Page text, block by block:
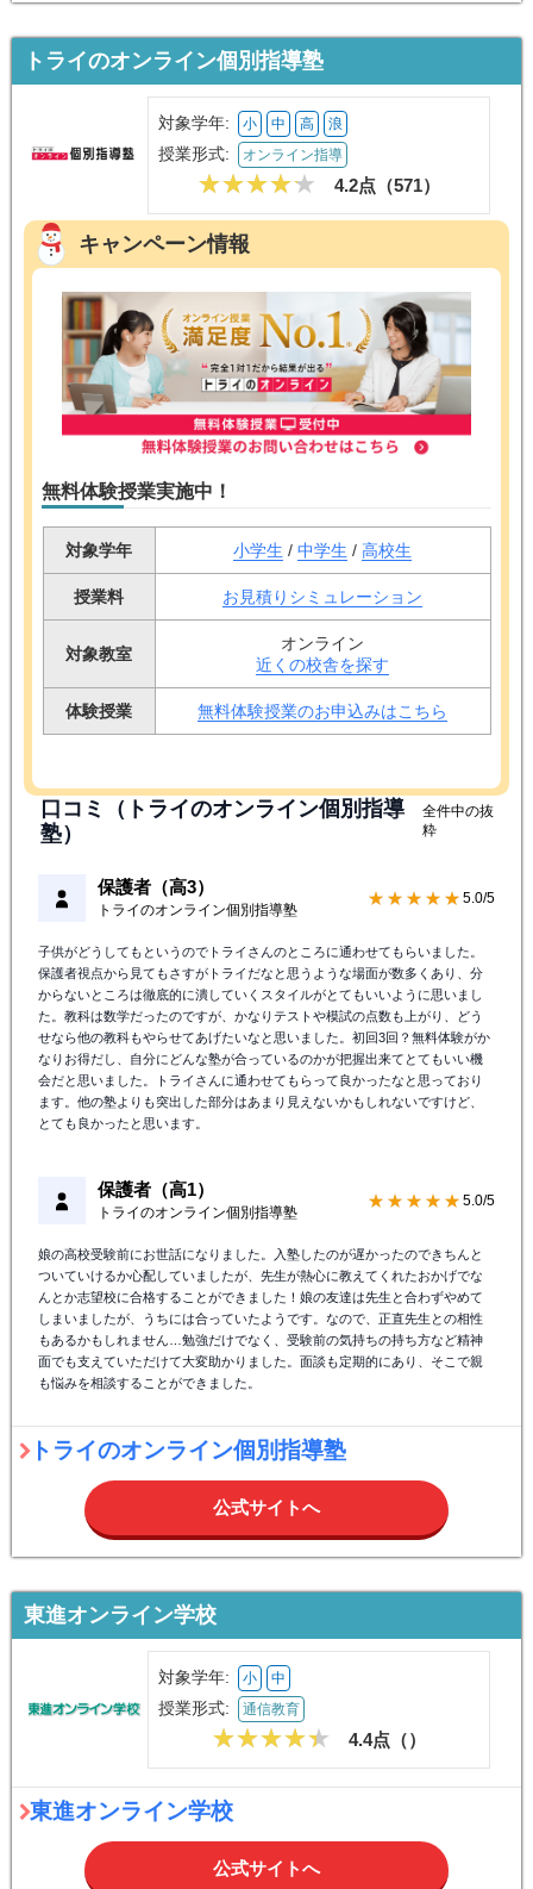
トライのオンライン個別指導塾
対象学年: 小 中 高 浪
授業形式: オンライン指導
4.2点（571）
キャンペーン情報
無料体験授業実施中！
対象学年 小学生 / 中学生 / 高校生
授業料 お見積りシミュレーション
対象教室
オンライン
近くの校舎を探す
体験授業 無料体験授業のお申込みはこちら
口コミ（トライのオンライン個別指導
塾）
全件中の抜
粋
保護者（高3）
トライのオンライン個別指導塾
★★★★★ 5.0/5
子供がどうしてもというのでトライさんのところに通わせてもらいました。
保護者視点から見てもさすがトライだなと思うような場面が数多くあり、分
からないところは徹底的に潰していくスタイルがとてもいいように思いまし
た。教科は数学だったのですが、かなりテストや模試の点数も上がり、どう
せなら他の教科もやらせてあげたいなと思いました。初回3回？無料体験がか
なりお得だし、自分にどんな塾が合っているのかが把握出来てとてもいい機
会だと思いました。トライさんに通わせてもらって良かったなと思っており
ます。他の塾よりも突出した部分はあまり見えないかもしれないですけど、
とても良かったと思います。
保護者（高1）
トライのオンライン個別指導塾
★★★★★ 5.0/5
娘の高校受験前にお世話になりました。入塾したのが遅かったのできちんと
ついていけるか心配していましたが、先生が熱心に教えてくれたおかげでな
んとか志望校に合格することができました！娘の友達は先生と合わずやめて
しまいましたが、うちには合っていたようです。なので、正直先生との相性
もあるかもしれません…勉強だけでなく、受験前の気持ちの持ち方など精神
面でも支えていただけて大変助かりました。面談も定期的にあり、そこで親
も悩みを相談することができました。
トライのオンライン個別指導塾
公式サイトへ
東進オンライン学校
対象学年: 小 中
授業形式: 通信教育
4.4点（）
東進オンライン学校
公式サイトへ